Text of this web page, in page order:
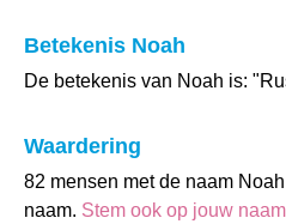
Betekenis Noah
De betekenis van Noah is:
Waardering
82 mensen met de naam
naam. Stem ook op jouw naam